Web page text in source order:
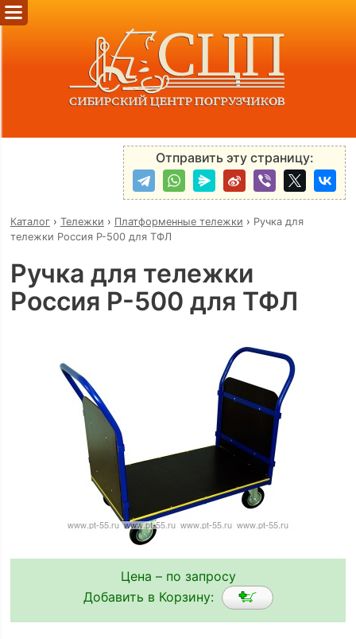
Отправить эту страницу:
Каталог› Тележки › Платформенные тележки › Ручка для
тележки Россия Р-500 для ТФЛ
Ручка для тележки
Россия Р-500 для ТФЛ
Цена – по запросу
Добавить в Корзину: